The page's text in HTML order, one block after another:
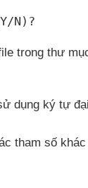
N)?
trong thư
dụng ký tự
tham số khác